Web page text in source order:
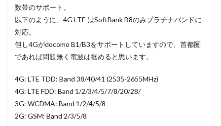
数帯のサポート。
以下のように、4G LTE はSoftBank B8のみプラチナバンドに
対応。
但し4Gがdocomo B1/B3をサポートしていますので、首都圏
であれば問題無く電波は掴めると思います。
4G: LTE TDD: Band 38/40/41 (2535-2655MHz)
4G: LTE FDD: Band 1/2/3/4/5/7/8/20/28/
3G: WCDMA: Band 1/2/4/5/8
2G: GSM: Band 2/3/5/8